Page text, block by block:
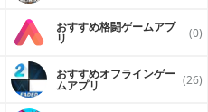
おすすめ格闘ゲームアプ
リ (0)
おすすめオフラインゲー
ムアプリ (26)